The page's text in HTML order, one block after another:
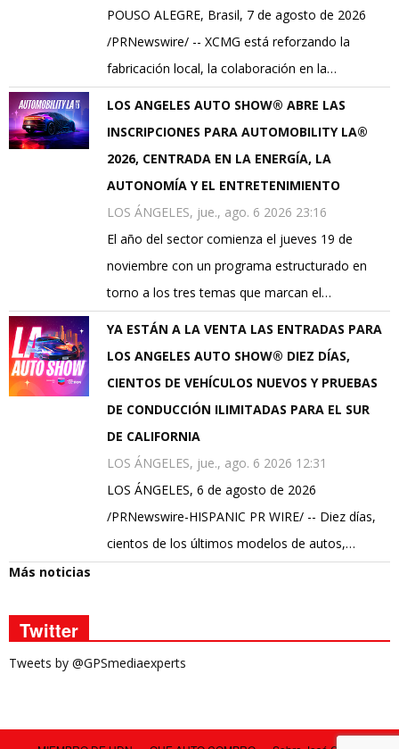
POUSO ALEGRE, Brasil, 7 de agosto de 2026
/PRNewswire/ -- XCMG está reforzando la
fabricación local, la colaboración en la…
LOS ANGELES AUTO SHOW® ABRE LAS
INSCRIPCIONES PARA AUTOMOBILITY LA®
2026, CENTRADA EN LA ENERGÍA, LA
AUTONOMÍA Y EL ENTRETENIMIENTO
LOS ÁNGELES, jue., ago. 6 2026 23:16
El año del sector comienza el jueves 19 de
noviembre con un programa estructurado en
torno a los tres temas que marcan el…
YA ESTÁN A LA VENTA LAS ENTRADAS PARA
LOS ANGELES AUTO SHOW® DIEZ DÍAS,
CIENTOS DE VEHÍCULOS NUEVOS Y PRUEBAS
DE CONDUCCIÓN ILIMITADAS PARA EL SUR
DE CALIFORNIA
LOS ÁNGELES, jue., ago. 6 2026 12:31
LOS ÁNGELES, 6 de agosto de 2026
/PRNewswire-HISPANIC PR WIRE/ -- Diez días,
cientos de los últimos modelos de autos,…
Más noticias
Twitter
Tweets by @GPSmediaexperts